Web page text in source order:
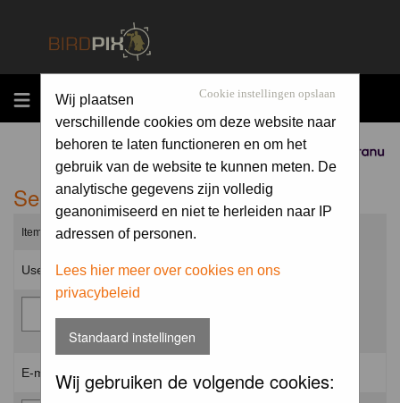
MENU
Sponsored by
Cookie instellingen opslaan
Wij plaatsen
verschillende cookies om deze website naar
behoren te laten functioneren en om het
gebruik van de website te kunnen meten. De
analytische gegevens zijn volledig
geanonimiseerd en niet te herleiden naar IP
adressen of personen.
Lees hier meer over cookies en ons
privacybeleid
Standaard instellingen
Wij gebruiken de volgende cookies:
Send me a new password
Items marked with a * are required unless stated otherwise.
Username: *
E-mail address: *